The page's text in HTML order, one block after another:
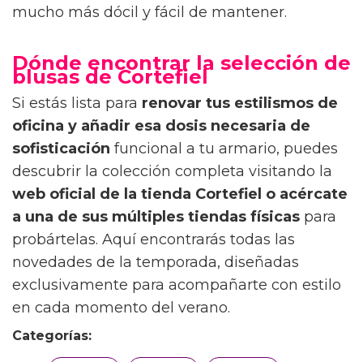
mucho más dócil y fácil de mantener.
Dónde encontrar la selección de
blusas de Cortefiel
Si estás lista para renovar tus estilismos de
oficina y añadir esa dosis necesaria de
sofisticación funcional a tu armario, puedes
descubrir la colección completa visitando la
web oficial de la tienda Cortefiel o acércate
a una de sus múltiples tiendas físicas para
probártelas. Aquí encontrarás todas las
novedades de la temporada, diseñadas
exclusivamente para acompañarte con estilo
en cada momento del verano.
Categorías: